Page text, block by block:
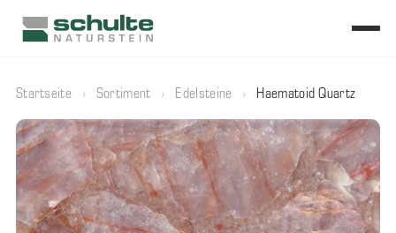
Startseite › Sortiment › Edelsteine › Haematoid Quartz